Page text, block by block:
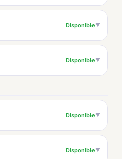
Disponible▼
Disponible▼
Disponible▼
Disponible▼